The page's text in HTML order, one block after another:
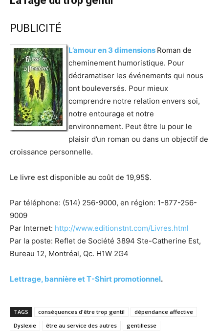
PUBLICITÉ
L’amour en 3 dimensions Roman de
cheminement humoristique. Pour
dédramatiser les événements qui nous
ont bouleversés. Pour mieux
comprendre notre relation envers soi,
notre entourage et notre
environnement. Peut être lu pour le
plaisir d’un roman ou dans un objectif de
croissance personnelle.
Le livre est disponible au coût de 19,95$.
Par téléphone: (514) 256-9000, en région: 1-877-256-
9009
Par Internet: http://www.editionstnt.com/Livres.html
Par la poste: Reflet de Société 3894 Ste-Catherine Est,
Bureau 12, Montréal, Qc. H1W 2G4
Lettrage, bannière et T-Shirt promotionnel.
TAGS conséquences d'être trop gentil
dépendance affective
Dyslexie
être au service des autres
gentillesse